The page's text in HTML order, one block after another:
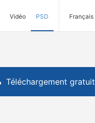
Vidéo PSD Français
Téléchargement gratuit